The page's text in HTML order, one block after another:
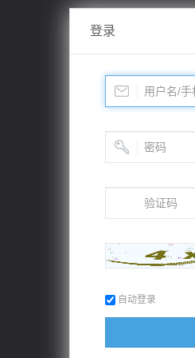
登录
自动登录